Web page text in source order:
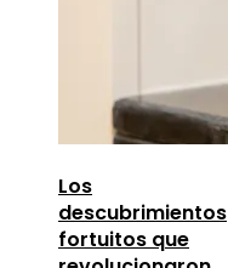
Los
descubrimientos
fortuitos que